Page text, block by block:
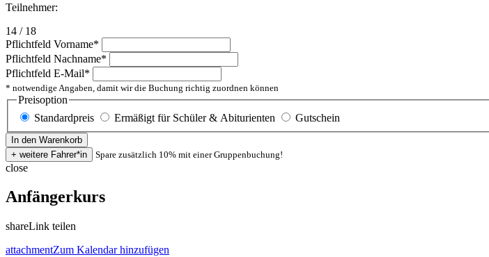
Teilnehmer:
14 / 18
Pflichtfeld Vorname*
Pflichtfeld Nachname*
Pflichtfeld E-Mail*
* notwendige Angaben, damit wir die Buchung richtig zuordnen können
Preisoption
Standardpreis
Ermäßigt für Schüler & Abiturienten Gutschein
Spare zusätzlich 10% mit einer Gruppenbuchung!
close
Anfängerkurs
shareLink teilen
attachmentZum Kalendar hinzufügen